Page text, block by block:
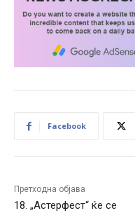
Facebook
Претходна објава
18. „Астерфест“ ќе се